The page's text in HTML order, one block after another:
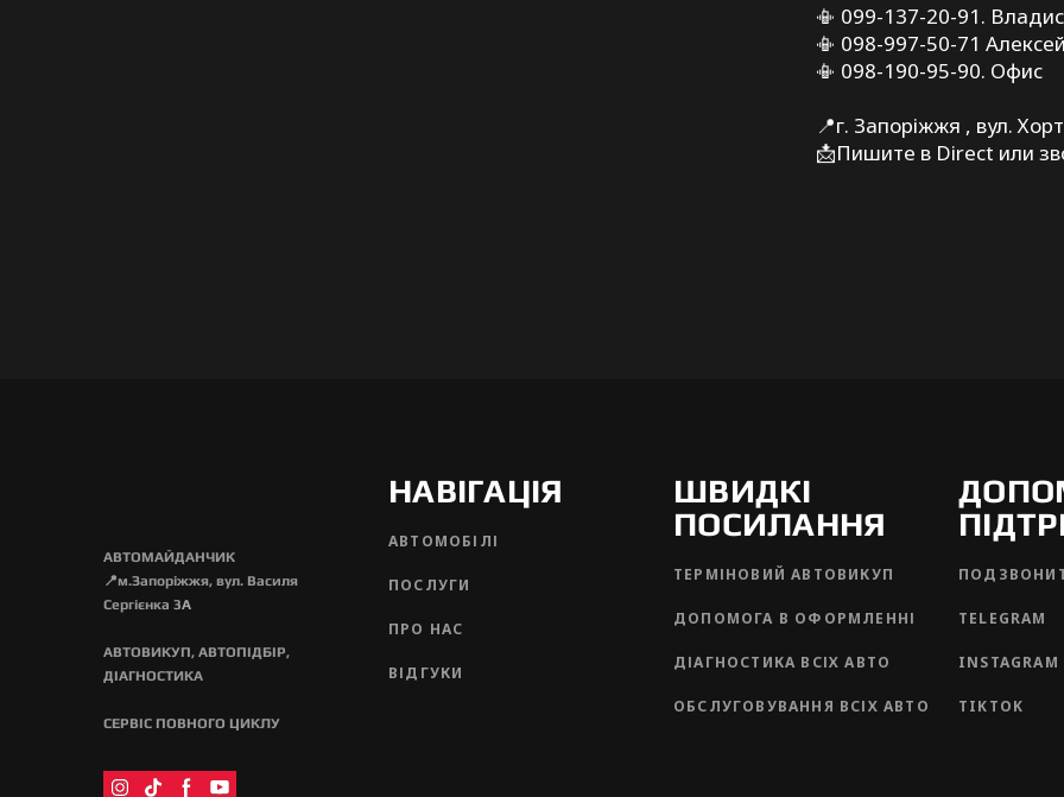
📳 099-137-20-91.
📳 098-997-50-71 Алексей
📳 098-190-95-90. Офис
📍г. Запоріжжя , вул.
📩Пишите в Direct или
АВТОМАЙДАНЧИК
📍м.Запоріжжя, вул. Василя
Сергієнка 3А
АВТОВИКУП, АВТОПІДБІР,
ДІАГНОСТИКА
СЕРВІС ПОВНОГО ЦИКЛУ
НАВІГАЦІЯ
АВТОМОБІЛІ
ПОСЛУГИ
ПРО НАС
ВІДГУКИ
ШВИДКІ
ПОСИЛАННЯ
ТЕРМІНОВИЙ АВТОВИКУП
ДОПОМОГА В ОФОРМЛЕННІ
ДІАГНОСТИКА ВСІХ АВТО
ОБСЛУГОВУВАННЯ ВСІХ АВТО
TELEGRAM
INSTAGRAM
TIKTOK